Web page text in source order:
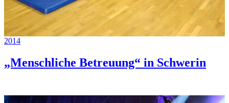
2014
„Menschliche Betreuung“ in Schwerin